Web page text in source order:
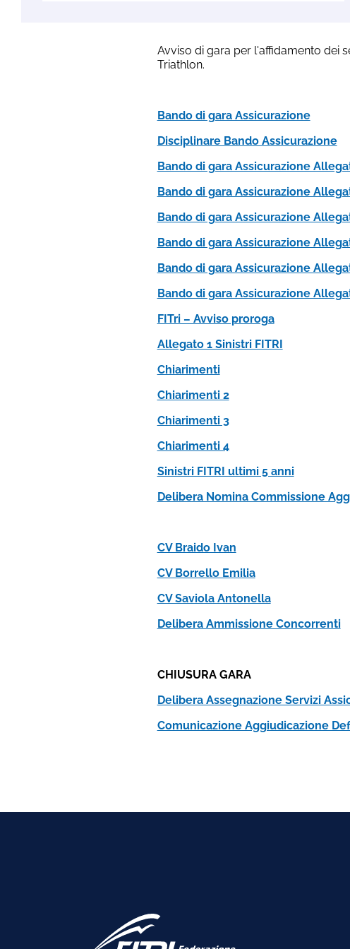
Avviso di gara per l'affidamento dei
Triathlon.
Bando di gara Assicurazione
Disciplinare Bando Assicurazione
Bando di gara Assicurazione
Bando di gara Assicurazione
Bando di gara Assicurazione
Bando di gara Assicurazione
Bando di gara Assicurazione
Bando di gara Assicurazione
FITri – Avviso proroga
Allegato 1 Sinistri FITRI
Chiarimenti
Chiarimenti 2
Chiarimenti 3
Chiarimenti 4
Sinistri FITRI ultimi 5 anni
Delibera Nomina Commissione
CV Braido Ivan
CV Borrello Emilia
CV Saviola Antonella
Delibera Ammissione Concorrenti
CHIUSURA GARA
Delibera Assegnazione Servizi
Comunicazione Aggiudicazione